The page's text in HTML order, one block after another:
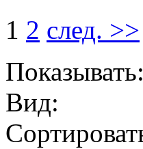
1 2 след. >>
Показывать:
Вид: